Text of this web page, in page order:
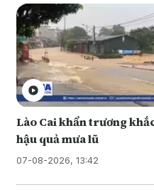
Lào Cai khẩn trương
hậu quả mưa lũ
07-08-2026, 13:42